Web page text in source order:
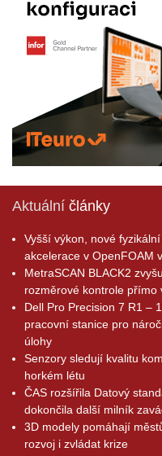
Aktuální články
Vyšší výkon, nové
akcelerace v OpenFOAM
MetraSCAN BLACK2
rozměrové kontrole přímo
Dell Pro Precision 7 R1 –
pracovní stanice pro
úlohy
Senzory sledují kvalitu
horkém létu
ČAS rozšířila Datový
dokončila další milník
3D modely pomáhají
rozvoj i zvládat krize